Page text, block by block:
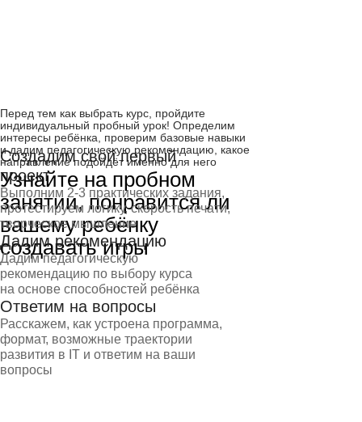
Перед тем как выбрать курс, пройдите
индивидуальный пробный урок! Определим
интересы ребёнка, проверим базовые навыки
и дадим педагогическую рекомендацию, какое
направление подойдёт именно для него
Узнайте на пробном
занятии, понравится ли
вашему ребёнку
создавать игры
Создадим свой первый
проект
Выполним 2-3 практических задания,
протестируем логику, скорость печати,
творческое мышление
Дадим рекомендацию
Дадим педагогическую
рекомендацию по выбору курса
на основе способностей ребёнка
Ответим на вопросы
Расскажем, как устроена программа,
формат, возможные траектории
развития в IT и ответим на ваши
вопросы